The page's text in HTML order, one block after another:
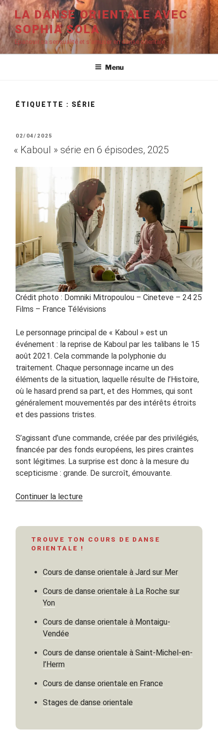
Aller
au
contenu
principal
LA DANSE ORIENTALE AVEC
SOPHIA SOLA
Epanouir sa sensualité et s'amuser en danse orientale
Menu
ÉTIQUETTE : SÉRIE
PUBLIÉ
LE
02/04/2025
« Kaboul » série en 6 épisodes, 2025
Crédit photo : Domniki Mitropoulou – Cineteve – 24 25
Films – France Télévisions
Le personnage principal de « Kaboul » est un
événement : la reprise de Kaboul par les talibans le 15
août 2021. Cela commande la polyphonie du
traitement. Chaque personnage incarne un des
éléments de la situation, laquelle résulte de l’Histoire,
où le hasard prend sa part, et des Hommes, qui sont
généralement mouvementés par des intérêts étroits
et des passions tristes.
S’agissant d’une commande, créée par des privilégiés,
financée par des fonds européens, les pires craintes
sont légitimes. La surprise est donc à la mesure du
scepticisme : grande. De surcroît, émouvante.
Continuer la lecturede
6
TROUVE TON COURS DE DANSE
ORIENTALE !
Cours de danse orientale à Jard sur Mer
Cours de danse orientale à La Roche sur
Yon
Cours de danse orientale à Montaigu-
Vendée
Cours de danse orientale à Saint-Michel-en-
l’Herm
Cours de danse orientale en France
Stages de danse orientale